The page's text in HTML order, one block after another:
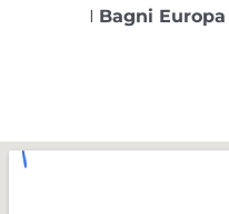
I Bagni Europa